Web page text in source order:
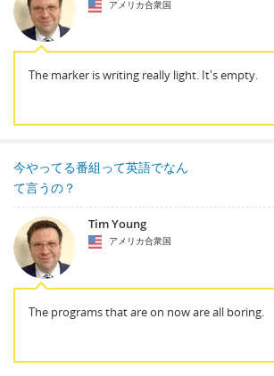
アメリカ合衆国
The marker is writing really light. It's empty.
今やってる番組って英語でなん
て言うの？
Tim Young
アメリカ合衆国
The programs that are on now are all boring.